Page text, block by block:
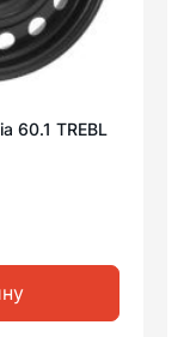
60.1 TREBL